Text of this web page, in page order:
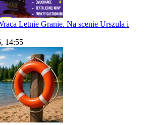
Letnie Granie. Na scenie Urszula i
14:55